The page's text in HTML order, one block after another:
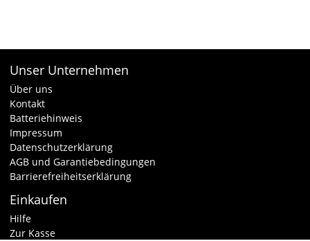
Unser Unternehmen
Über uns
Kontakt
Batteriehinweis
Impressum
Datenschutzerklärung
AGB und Garantiebedingungen
Barrierefreiheitserklärung
Einkaufen
Hilfe
Zur Kasse